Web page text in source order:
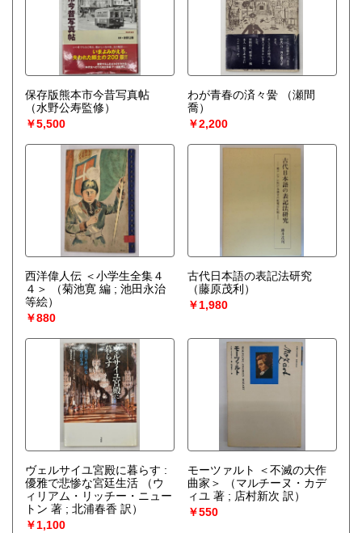
保存版熊本市今昔写真帖
（水野公寿監修）
￥5,500
わが青春の済々黌
（瀬間
喬）
￥2,200
西洋偉人伝 ＜小学生全集４
４＞
（菊池寛 編 ; 池田永治
等絵）
￥880
古代日本語の表記法研究
（藤原茂利）
￥1,980
ヴェルサイユ宮殿に暮らす :
優雅で悲惨な宮廷生活
（ウ
ィリアム・リッチー・ニュー
トン 著 ; 北浦春香 訳）
￥1,100
モーツァルト ＜不滅の大作
曲家＞
（マルチーヌ・カデ
ィユ 著 ; 店村新次 訳）
￥550